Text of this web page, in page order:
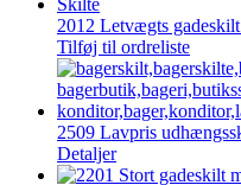
2012 Letvægts gadeskilt
Tilføj til ordreliste
2509 Lavpris
Detaljer